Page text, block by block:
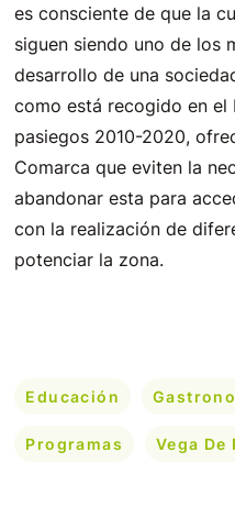
es consciente de que la
siguen siendo uno de los
desarrollo de una
como está recogido en el
pasiegos 2010-2020,
Comarca que eviten la
abandonar esta para
con la realización de
potenciar la zona.
Educación
Programas Vega De